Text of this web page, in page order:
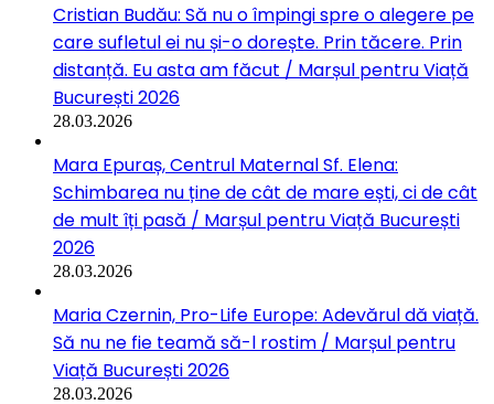
Cristian Budău: Să nu o împingi spre o alegere pe
care sufletul ei nu și-o dorește. Prin tăcere. Prin
distanță. Eu asta am făcut / Marșul pentru Viață
București 2026
28.03.2026
Mara Epuraș, Centrul Maternal Sf. Elena:
Schimbarea nu ține de cât de mare ești, ci de cât
de mult îți pasă / Marșul pentru Viață București
2026
28.03.2026
Maria Czernin, Pro-Life Europe: Adevărul dă viață.
Să nu ne fie teamă să-l rostim / Marșul pentru
Viață București 2026
28.03.2026